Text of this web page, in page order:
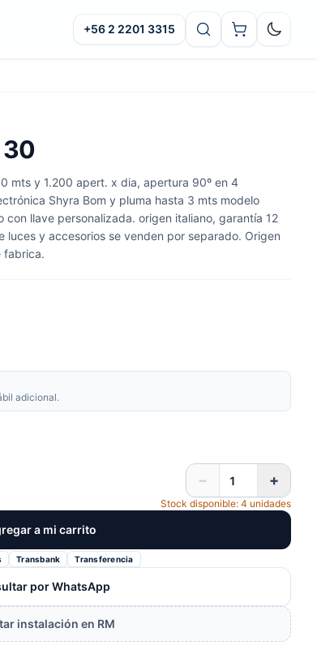
+56 2 2201 3315 Oscuro
30
mts y 1.200 apert. x dia, apertura 90º en 4
Shyra Bom y pluma hasta 3 mts modelo
con llave personalizada. origen italiano, garantía 12
luces y accesorios se venden por separado. Origen
fabrica.
adicional.
− +
Stock disponible: 4 unidades
a mi carrito
Transbank Transferencia
por WhatsApp
instalación en RM